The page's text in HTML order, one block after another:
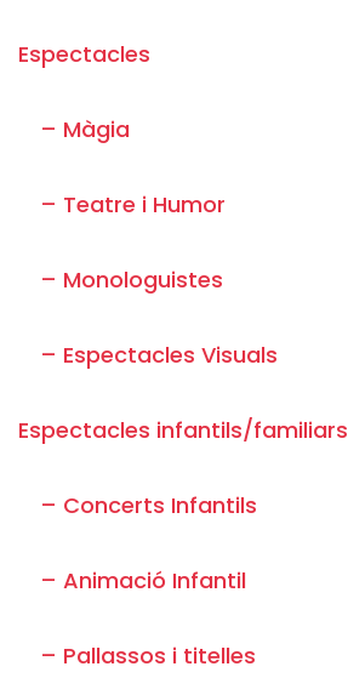
Espectacles
– Màgia
– Teatre i Humor
– Monologuistes
– Espectacles Visuals
Espectacles infantils/familiars
– Concerts Infantils
– Animació Infantil
– Pallassos i titelles